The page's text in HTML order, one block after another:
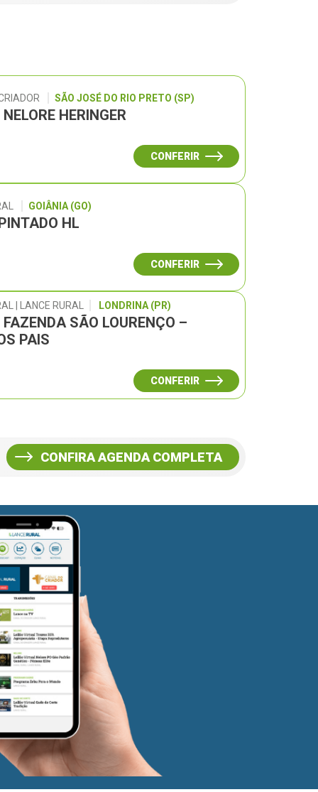
SÃO JOSÉ DO RIO PRETO (SP)
HERINGER
CONFERIR
GOIÂNIA (GO)
HL
CONFERIR
| LANCE RURAL LONDRINA (PR)
SÃO LOURENÇO –
PAIS
CONFERIR
CONFIRA AGENDA COMPLETA